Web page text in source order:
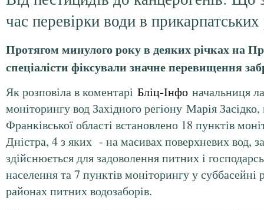
час перевірки води в прикарпатських
Протягом минулого року в деяких річках на
спеціалісти фіксували значне перевищення
Як розповіла в коментарі Бліц-Інфо начальниця
моніторингу вод Західного регіону Марія Засідко,
Франківської області встановлено 18 пунктів
Дністра, 4 з яких - на масивах поверхневих вод,
здійснюється для задоволення питних і
населення та 7 пунктів моніторингу у суббасейні
районах питних водозаборів.